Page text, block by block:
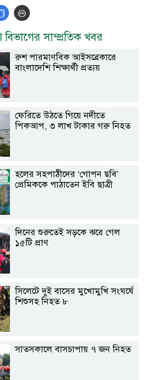
বিভাগের সাম্প্রতিক খবর
রুশ পারমাণবিক আইসব্রেকারে
বাংলাদেশি শিক্ষার্থী প্রত্যয়
ফেরিতে উঠতে গিয়ে নদীতে
পিকআপ, ৩ লাখ টাকার গরু নিহত
হলের সহপাঠীদের ‘গোপন ছবি’
প্রেমিককে পাঠাতেন ইবি ছাত্রী
দিনের শুরুতেই সড়কে ঝরে গেল
১৫টি প্রাণ
সিলেটে দুই বাসের মুখোমুখি সংঘর্ষে
শিশুসহ নিহত ৮
সাতসকালে বাসচাপায় ৭ জন নিহত